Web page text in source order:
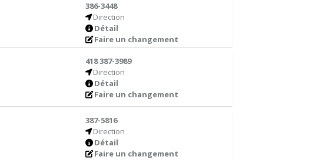
386-3448
Direction
Détail
Faire un changement
418 387-3989
Direction
Détail
Faire un changement
387-5816
Direction
Détail
Faire un changement